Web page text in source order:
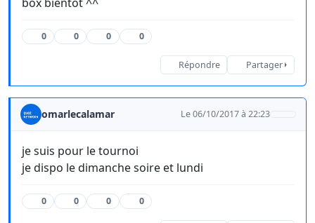
0 0 0 0
Répondre Partager
omarlecalamar Le 06/10/2017 à 22:23
je suis pour le tournoi
je dispo le dimanche soire et lundi
0 0 0 0